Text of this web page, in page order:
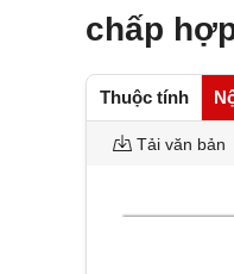
chấp
Thuộc tính
Tải văn bản